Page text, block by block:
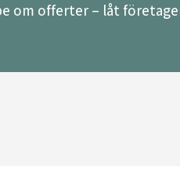
om offerter – låt